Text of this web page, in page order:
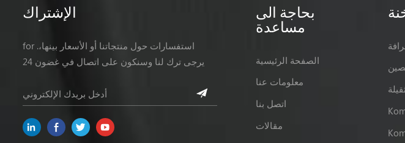
الإشتراك
for .استفسارات حول منتجاتنا أو الأسعار بينها،
يرجى ترك لنا وسنكون على اتصال في غضون 24
بحاجة الى
مساعدة
الصفحة الرئيسية
معلومات عنا
اتصل بنا
مقالات